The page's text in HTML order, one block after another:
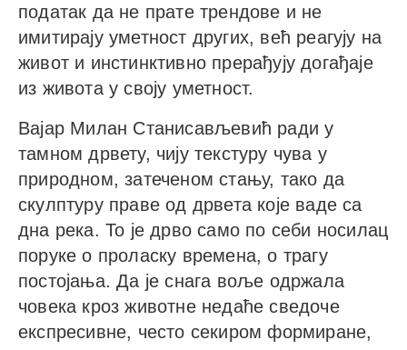
податак да не прате трендове и не
имитирају уметност других, већ реагују на
живот и инстинктивно прерађују догађаје
из живота у своју уметност.
Вајар Милан Станисављевић ради у
тамном дрвету, чију текстуру чува у
природном, затеченом стању, тако да
скулптуру праве од дрвета које ваде са
дна река. То је дрво само по себи носилац
поруке о проласку времена, о трагу
постојања. Да је снага воље одржала
човека кроз животне недаће сведоче
експресивне, често секиром формиране,